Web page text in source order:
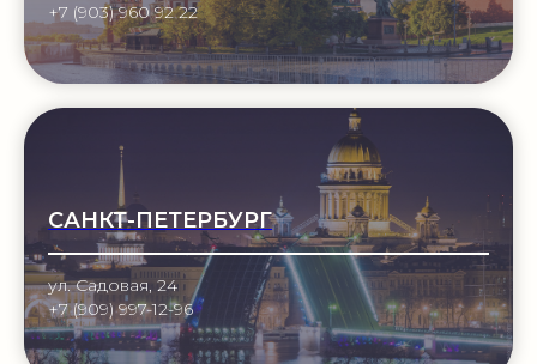
+7 (903) 960 92 22
САНКТ-ПЕТЕРБУРГ
ул. Садовая, 24
+7 (909) 997-12-96